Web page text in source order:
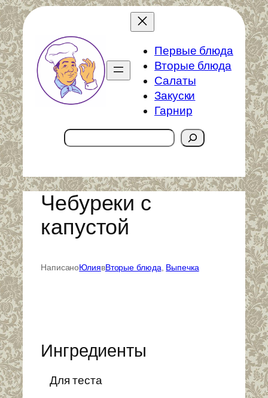
Перейти
к
содержимому
Первые блюда
Вторые блюда
Салаты
Закуски
Гарнир
Поиск
Чебуреки с
капустой
НаписаноЮлиявВторые блюда, Выпечка
Ингредиенты
Для теста